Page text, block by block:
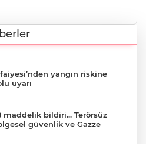
yangın riskine
uyarı
maddelik bildiri... Terörsüz
güvenlik ve Gazze